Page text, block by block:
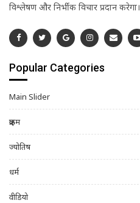
विश्लेषण और निर्भीक विचार प्रदान करेगा।
Popular Categories
Main Slider
क्राइम
ज्योतिष
धर्म
वीडियो